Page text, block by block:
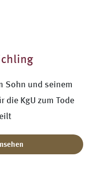
Sohn und seinem
die KgU zum Tode